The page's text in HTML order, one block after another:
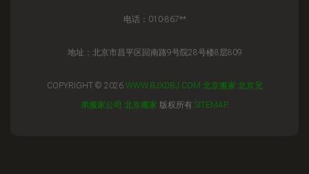
电话：010-867**
地址：北京市昌平区回南路9号院28号楼8层809
COPYRIGHT © 2026 WWW.BJXDBJ.COM 北京搬家 北京兄
弟搬家公司 北京搬家 版权所有 SITEMAP